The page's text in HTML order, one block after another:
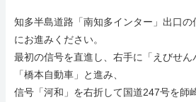
知多半島道路「南知多インター」出口
にお進みください。
最初の信号を直進し、右手に「えびせん
「橋本自動車」と進み、
信号「河和」を右折して国道247号を師